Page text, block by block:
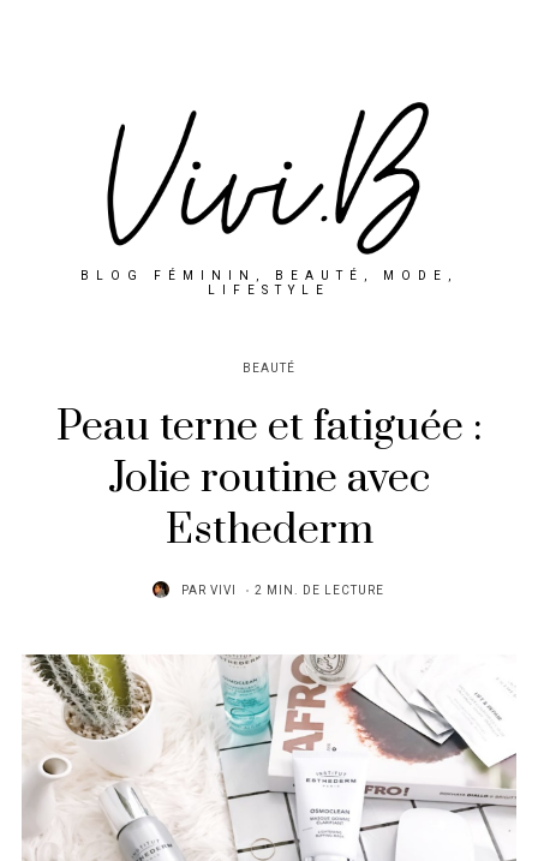
BLOG FÉMININ, BEAUTÉ, MODE,
LIFESTYLE
BEAUTÉ
Peau terne et fatiguée :
Jolie routine avec
Esthederm
PAR VIVI 2 MIN. DE LECTURE